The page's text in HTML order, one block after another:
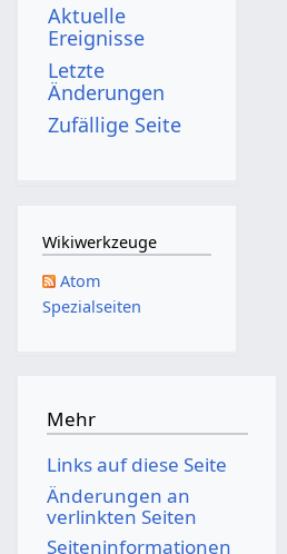
Aktuelle
Ereignisse
Letzte
Änderungen
Zufällige Seite
Wikiwerkzeuge
Atom
Spezialseiten
Mehr
Links auf diese Seite
Änderungen an
verlinkten Seiten
Seiten­­informationen